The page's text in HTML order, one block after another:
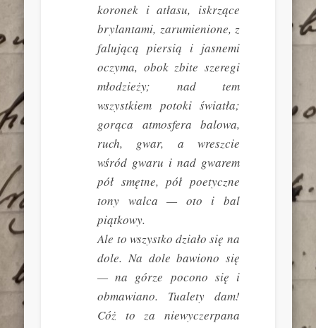
koronek i atłasu, iskrzące
brylantami, zarumienione, z
falującą piersią i jasnemi
oczyma, obok zbite szeregi
młodzieży; nad tem
wszystkiem potoki światła;
gorąca atmosfera balowa,
ruch, gwar, a wreszcie
wśród gwaru i nad gwarem
pół smętne, pół poetyczne
tony walca — oto i bal
piątkowy.
Ale to wszystko działo się na
dole. Na dole bawiono się
— na górze pocono się i
obmawiano. Tualety dam!
Cóż to za niewyczerpana